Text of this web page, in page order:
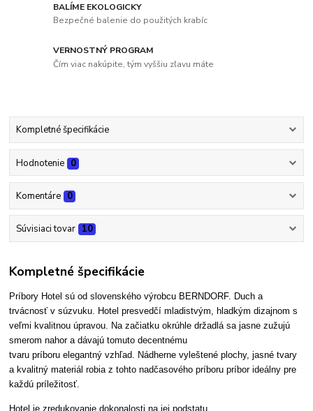
BALÍME EKOLOGICKY
Bezpečné balenie do použitých krabíc
VERNOSTNÝ PROGRAM
Čím viac nakúpite, tým vyššiu zľavu máte
Kompletné špecifikácie
Hodnotenie 0
Komentáre 0
Súvisiaci tovar 10
Kompletné špecifikácie
Príbory Hotel sú od slovenského výrobcu BERNDORF. Duch a
trvácnosť v súzvuku. Hotel presvedčí mladistvým, hladkým dizajnom s
veľmi kvalitnou úpravou. Na začiatku okrúhle držadlá sa jasne zužujú
smerom nahor a dávajú tomuto decentnému
tvaru príboru elegantný vzhľad. Nádherne vyleštené plochy, jasné tvary
a kvalitný materiál robia z tohto nadčasového príboru príbor ideálny pre
každú príležitosť.
Hotel je zredukovanie dokonalosti na jej podstatu.